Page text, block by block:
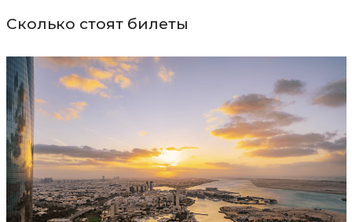
Сколько стоят билеты